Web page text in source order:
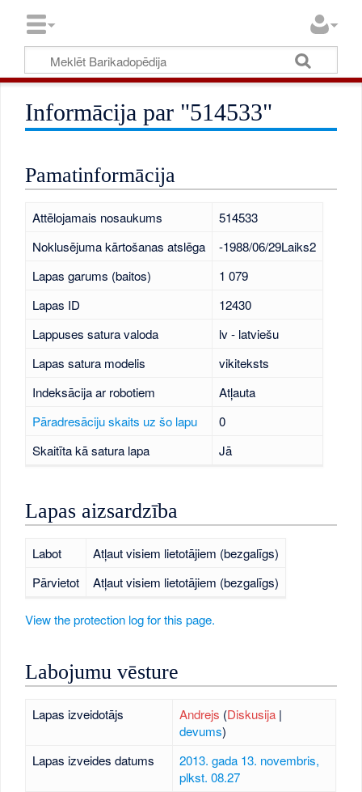
Informācija par "514533"
Pamatinformācija
Attēlojamais nosaukums
514533
Noklusējuma kārtošanas atslēga
-1988/06/29Laiks2
Lapas garums (baitos)
1 079
Lapas ID
12430
Lappuses satura valoda
lv - latviešu
Lapas satura modelis
vikiteksts
Indeksācija ar robotiem
Atļauta
Pāradresāciju skaits uz šo lapu
0
Skaitīta kā satura lapa
Jā
Lapas aizsardzība
Labot
Atļaut visiem lietotājiem (bezgalīgs)
Pārvietot
Atļaut visiem lietotājiem (bezgalīgs)
View the protection log for this page.
Labojumu vēsture
Lapas izveidotājs Andrejs (Diskusija|
devums)
Lapas izveides datums
2013. gada 13. novembris,
plkst. 08.27